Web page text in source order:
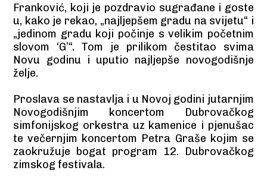
Franković, koji je pozdravio sugrađane i goste
u, kako je rekao, „najljepšem gradu na svijetu“ i
„jedinom gradu koji počinje s velikim početnim
slovom ‘G’“. Tom je prilikom čestitao svima
Novu godinu i uputio najljepše novogodišnje
želje.
Proslava se nastavlja i u Novoj godini jutarnjim
Novogodišnjim koncertom Dubrovačkog
simfonijskog orkestra uz kamenice i pjenušac
te večernjim koncertom Petra Graše kojim se
zaokružuje bogat program 12. Dubrovačkog
zimskog festivala.